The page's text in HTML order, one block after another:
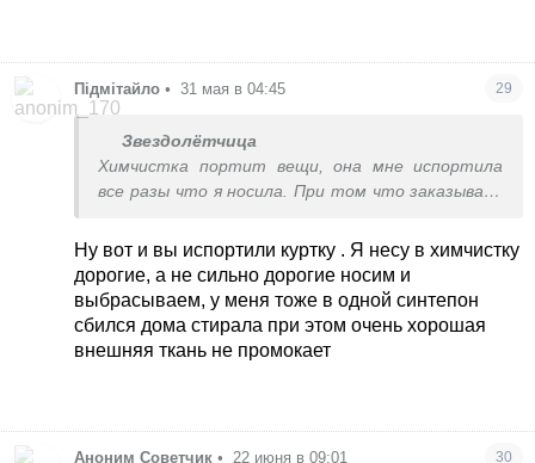
Підмітайло • 31 мая в 04:45 29
Звездолётчица
Химчистка портит вещи, она мне испортила
все разы что я носила. При том что заказывала
четыре раза дороже обычной для остальных. Та
химчистка итальянская которая не портила
была лет 17 назад. Потом они перешли на
дешевую химию, перестали обшивать
фурнитуру тканью, я перестала туда носить.
Ну вот и вы испортили куртку . Я несу в химчистку
дорогие, а не сильно дорогие носим и
выбрасываем, у меня тоже в одной синтепон
сбился дома стирала при этом очень хорошая
внешняя ткань не промокает
Аноним Советчик • 22 июня в 09:01 30